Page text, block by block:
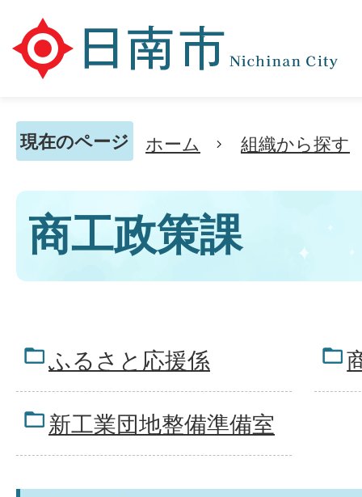
現在のページ ホーム 組織から探す
商工政策課
ふるさと応援係
新工業団地整備準備室